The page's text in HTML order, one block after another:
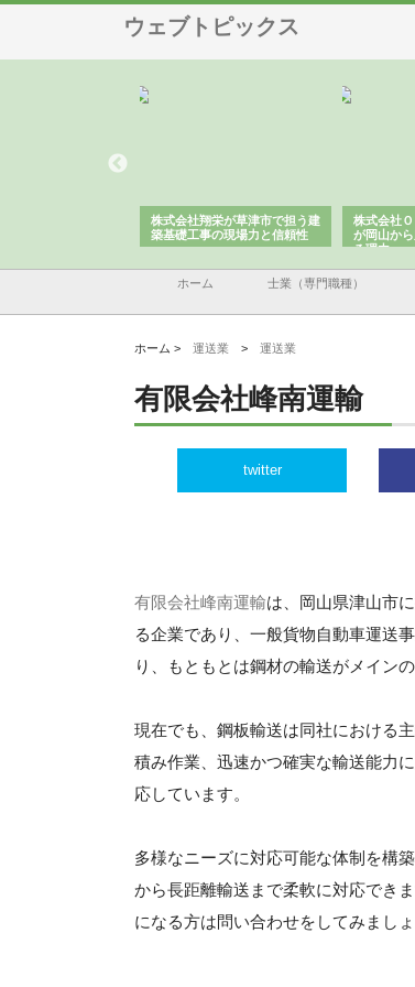
ウェブトピックス
株式会社翔栄が草津市で担う建
築基礎工事の現場力と信頼性
株式会社
が岡山か
る理由
ホーム 士業（専門職種）
ホーム > 運送業 > 運送業
有限会社峰南運輸
twitter
有限会社峰南運輸は、岡山県津山市
る企業であり、一般貨物自動車運送
り、もともとは鋼材の輸送がメインの
現在でも、鋼板輸送は同社における
積み作業、迅速かつ確実な輸送能力
応しています。
多様なニーズに対応可能な体制を構
から長距離輸送まで柔軟に対応でき
になる方は問い合わせをしてみましょ